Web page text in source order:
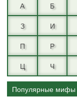
А Б
З
И
П
Р
Ц
Ч
Популярные мифы